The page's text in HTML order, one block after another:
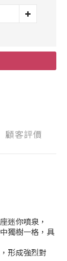
顧客評價
迷你噴泉，
獨樹一格，具
形成強烈對